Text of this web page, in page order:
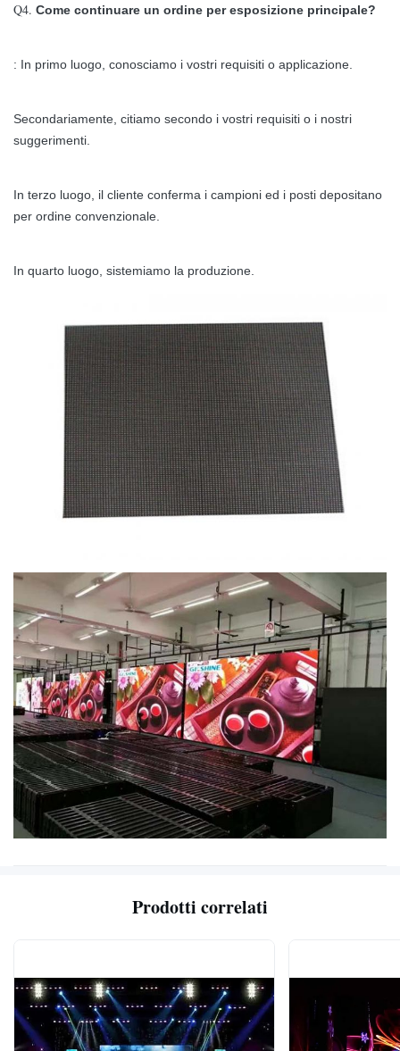
Q4. Come continuare un ordine per esposizione principale?
: In primo luogo, conosciamo i vostri requisiti o applicazione.
Secondariamente, citiamo secondo i vostri requisiti o i nostri
suggerimenti.
In terzo luogo, il cliente conferma i campioni ed i posti depositano
per ordine convenzionale.
In quarto luogo, sistemiamo la produzione.
Prodotti correlati